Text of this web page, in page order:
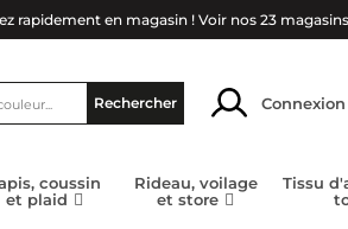
rapidement en magasin ! Voir nos 23 magasins
Rechercher Connexion
coussin
et plaid
Rideau, voilage
et store
Tissu